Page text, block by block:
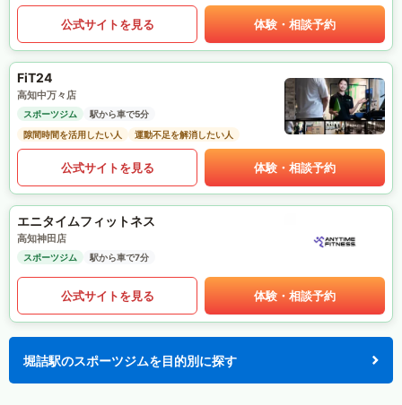
公式サイトを見る 体験・相談予約
FiT24
高知中万々店
スポーツジム
駅から車で5分
隙間時間を活用したい人
運動不足を解消したい人
公式サイトを見る 体験・相談予約
エニタイムフィットネス
高知神田店
スポーツジム 駅から車で7分
公式サイトを見る 体験・相談予約
堀詰駅のスポーツジムを目的別に探す